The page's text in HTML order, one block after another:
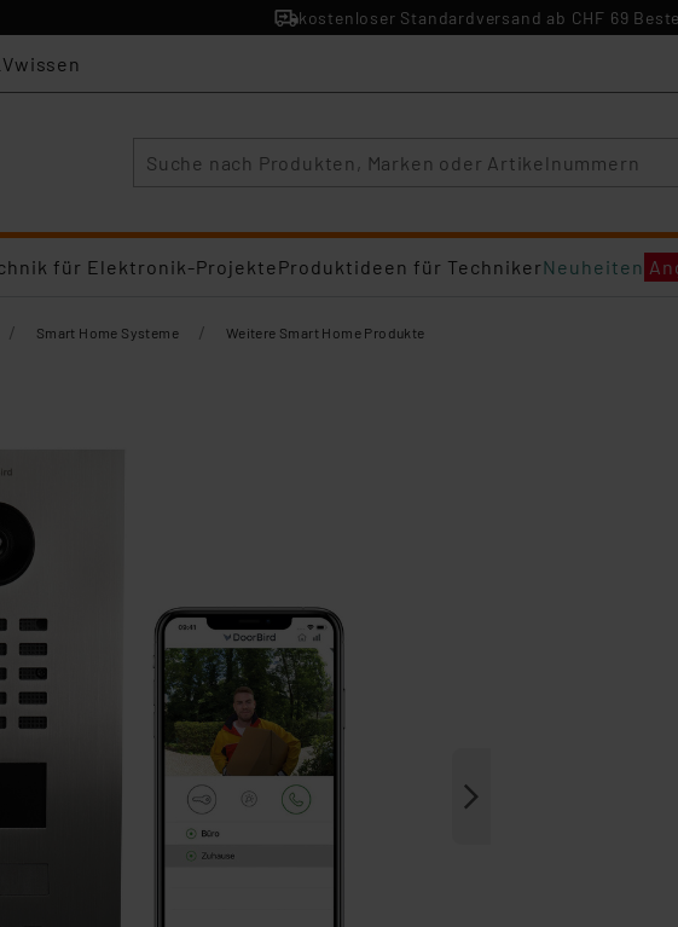
kostenloser Standardversand ab CHF 69
für Elektronik-ProjekteProduktideen für TechnikerNeuheiten
/ Smart Home Systeme / Weitere Smart Home Produkte